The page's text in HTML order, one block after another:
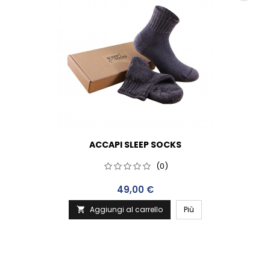
ACCAPI SLEEP SOCKS
(0)
Prezzo
49,00 €
 Aggiungi al carrello Più